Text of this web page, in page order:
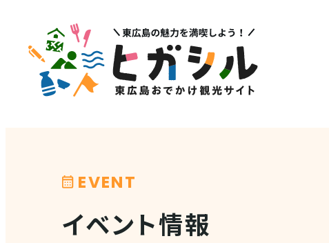
EVENT
イベント情報
メニュー
MENU
グルメ・特産品
店舗情報